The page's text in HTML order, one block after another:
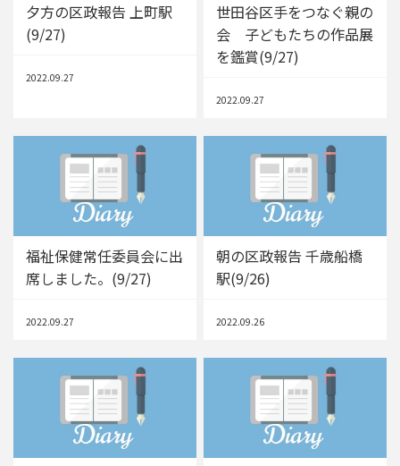
夕方の区政報告 上町駅
(9/27)
2022.09.27
世田谷区手をつなぐ親の
会 子どもたちの作品展
を鑑賞(9/27)
2022.09.27
福祉保健常任委員会に出
席しました。(9/27)
2022.09.27
朝の区政報告 千歳船橋
駅(9/26)
2022.09.26